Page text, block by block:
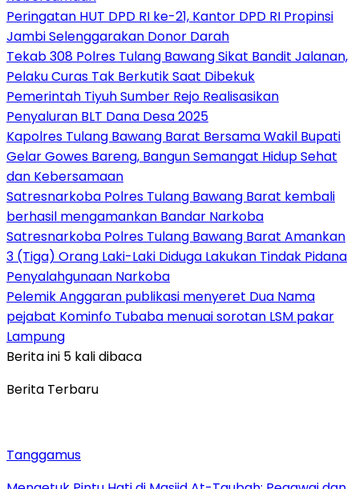
Peringatan HUT DPD RI ke-21, Kantor DPD RI Propinsi
Jambi Selenggarakan Donor Darah
Tekab 308 Polres Tulang Bawang Sikat Bandit Jalanan,
Pelaku Curas Tak Berkutik Saat Dibekuk
Pemerintah Tiyuh Sumber Rejo Realisasikan
Penyaluran BLT Dana Desa 2025
Kapolres Tulang Bawang Barat Bersama Wakil Bupati
Gelar Gowes Bareng, Bangun Semangat Hidup Sehat
dan Kebersamaan
Satresnarkoba Polres Tulang Bawang Barat kembali
berhasil mengamankan Bandar Narkoba
Satresnarkoba Polres Tulang Bawang Barat Amankan
3 (Tiga) Orang Laki-Laki Diduga Lakukan Tindak Pidana
Penyalahgunaan Narkoba
Pelemik Anggaran publikasi menyeret Dua Nama
pejabat Kominfo Tubaba menuai sorotan LSM pakar
Lampung
Berita ini 5 kali dibaca
Berita Terbaru
Tanggamus